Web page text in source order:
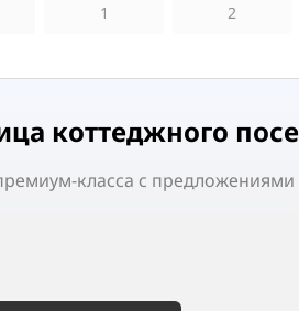
1 2
коттеджного
класса с предложениями